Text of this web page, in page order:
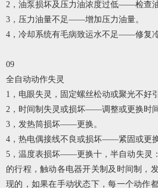
2，油泵损坏及压力油浓度过低——检查油
3，压力油量不足——增加压力油量。
4，冷却系统有毛病致运水不足——修复冷
09
全自动动作失灵
1，电眼失灵，固定螺丝松动或聚光不好
2，时间制失灵或损坏——调整或更换时间
3，发热筒损坏——更换。
4，热电偶接线不良或损坏——紧固或更
5，温度表损坏——更换十，半自动失灵
的行程，触动各电器开关制及时间制，
现的，如果在手动状态下，每一个动作